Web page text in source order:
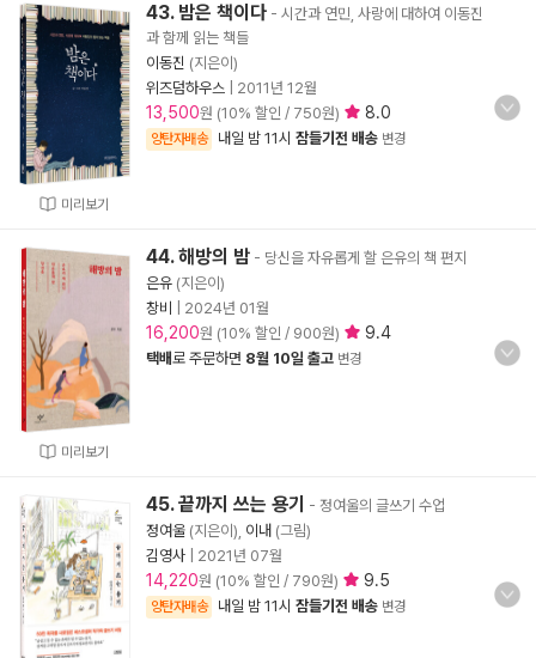
미리보기
43. 밤은 책이다 - 시간과 연민, 사랑에 대하여 이동진
과 함께 읽는 책들
이동진 (지은이)
위즈덤하우스
2011년 12월
13,500원 (10% 할인 / 750원) 8.0
양탄자배송 내일 밤 11시 잠들기전 배송 변경
미리보기
44. 해방의 밤 - 당신을 자유롭게 할 은유의 책 편지
은유 (지은이)
창비
2024년 01월
16,200원 (10% 할인 / 900원) 9.4
택배로 주문하면 8월 10일 출고 변경
45. 끝까지 쓰는 용기
- 정여울의 글쓰기 수업
정여울 (지은이), 이내 (그림)
김영사
2021년 07월
14,220원 (10% 할인 / 790원) 9.5
양탄자배송 내일 밤 11시 잠들기전 배송 변경